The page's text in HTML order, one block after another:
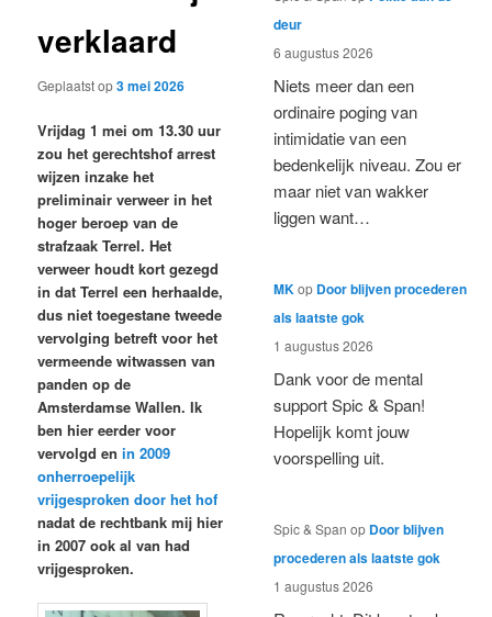
verklaard
Geplaatst op3 mei 2026
Vrijdag 1 mei om 13.30 uur
zou het gerechtshof arrest
wijzen inzake het
preliminair verweer in het
hoger beroep van de
strafzaak Terrel. Het
verweer houdt kort gezegd
in dat Terrel een herhaalde,
dus niet toegestane tweede
vervolging betreft voor het
vermeende witwassen van
panden op de
Amsterdamse Wallen. Ik
ben hier eerder voor
vervolgd enin 2009
onherroepelijk
vrijgesproken door het hof
nadat de rechtbank mij hier
in 2007 ook al van had
vrijgesproken.
deur
6 augustus 2026
Niets meer dan een
ordinaire poging van
intimidatie van een
bedenkelijk niveau. Zou er
maar niet van wakker
liggen want…
MKop Door blijven procederen
als laatste gok
1 augustus 2026
Dank voor de mental
support Spic & Span!
Hopelijk komt jouw
voorspelling uit.
Spic & Span op Door blijven
procederen als laatste gok
1 augustus 2026